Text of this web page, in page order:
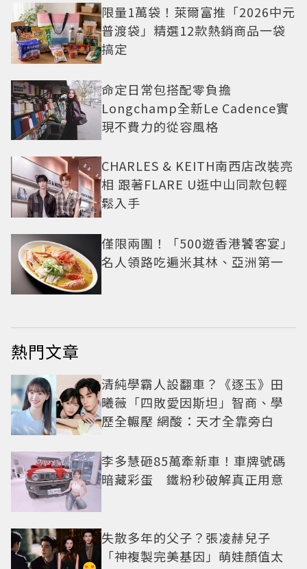
限量1萬袋！萊爾富推「2026中元
普渡袋」精選12款熱銷商品一袋
搞定
命定日常包搭配零負擔
Longchamp全新Le Cadence實
現不費力的從容風格
CHARLES & KEITH南西店改裝亮
相 跟著FLARE U逛中山同款包輕
鬆入手
僅限兩團！「500遊香港饕客宴」
名人領路吃遍米其林、亞洲第一
熱門文章
清純學霸人設翻車？《逐玉》田
曦薇「四敗愛因斯坦」智商、學
歷全輾壓 網酸：天才全靠旁白
李多慧砸85萬牽新車！車牌號碼
暗藏彩蛋 鐵粉秒破解真正用意
失散多年的父子？張凌赫兒子
「神複製完美基因」萌娃顏值太